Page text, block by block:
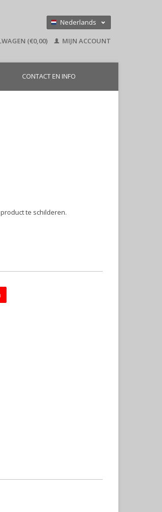
Nederlands
English
(€0,00) MIJN ACCOUNT
CONTACT EN INFO
te schilderen.